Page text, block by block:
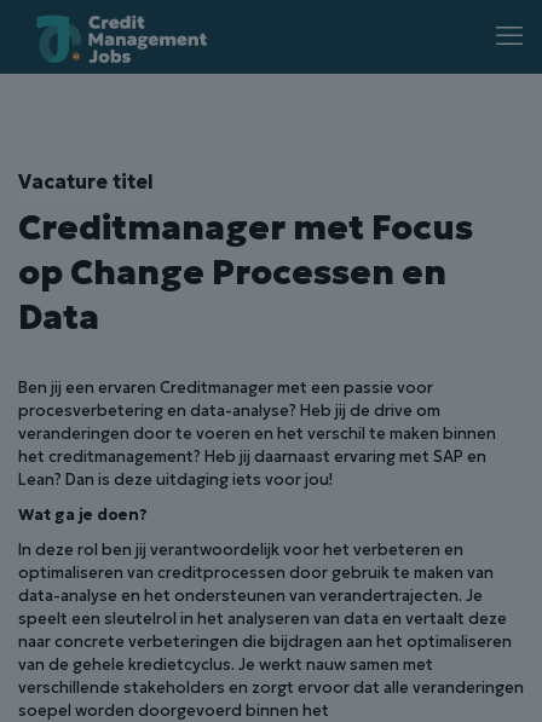
Vacature titel
Creditmanager met Focus
op Change Processen en
Data
Ben jij een ervaren Creditmanager met een passie voor
procesverbetering en data-analyse? Heb jij de drive om
veranderingen door te voeren en het verschil te maken binnen
het creditmanagement? Heb jij daarnaast ervaring met SAP en
Lean? Dan is deze uitdaging iets voor jou!
Wat ga je doen?
In deze rol ben jij verantwoordelijk voor het verbeteren en
optimaliseren van creditprocessen door gebruik te maken van
data-analyse en het ondersteunen van verandertrajecten. Je
speelt een sleutelrol in het analyseren van data en vertaalt deze
naar concrete verbeteringen die bijdragen aan het optimaliseren
van de gehele kredietcyclus. Je werkt nauw samen met
verschillende stakeholders en zorgt ervoor dat alle veranderingen
soepel worden doorgevoerd binnen het